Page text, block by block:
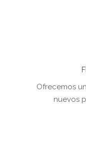
Ofrecemos
nuevos